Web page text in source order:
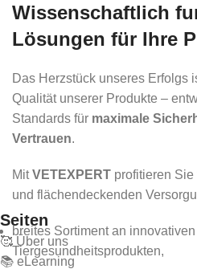
Wissenschaftlich
Lösungen für Ihre
Das Herzstück unseres Erfolgs
Qualität unserer Produkte –
Standards für maximale
Vertrauen.
MitVETEXPERT profitieren
und flächendeckenden
breites Sortiment an innovativen
Tiergesundheitsprodukten,
Seiten
🥰 Über uns
📚 eLearning